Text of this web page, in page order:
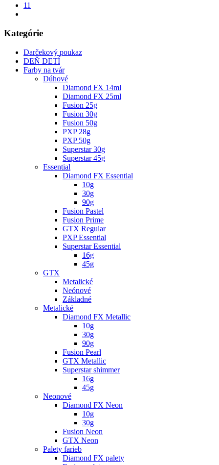
11
Kategórie
Darčekový poukaz
DEŇ DETÍ
Farby na tvár
Dúhové
Diamond FX 14ml
Diamond FX 25ml
Fusion 25g
Fusion 30g
Fusion 50g
PXP 28g
PXP 50g
Superstar 30g
Superstar 45g
Essential
Diamond FX Essential
10g
30g
90g
Fusion Pastel
Fusion Prime
GTX Regular
PXP Essential
Superstar Essential
16g
45g
GTX
Metalické
Neónové
Základné
Metalické
Diamond FX Metallic
10g
30g
90g
Fusion Pearl
GTX Metallic
Superstar shimmer
16g
45g
Neonové
Diamond FX Neon
10g
30g
Fusion Neon
GTX Neon
Palety farieb
Diamond FX palety